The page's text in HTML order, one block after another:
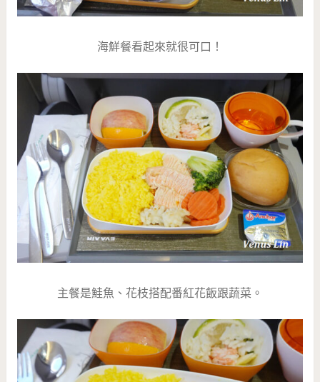
海鮮餐看起來就很可口！
主餐是鮭魚、花枝搭配番紅花飯跟蔬菜。